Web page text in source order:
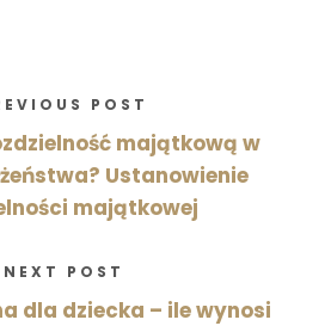
POST
majątkową w
Ustanowienie
majątkowej
NEXT POST
dla dziecka – ile wynosi